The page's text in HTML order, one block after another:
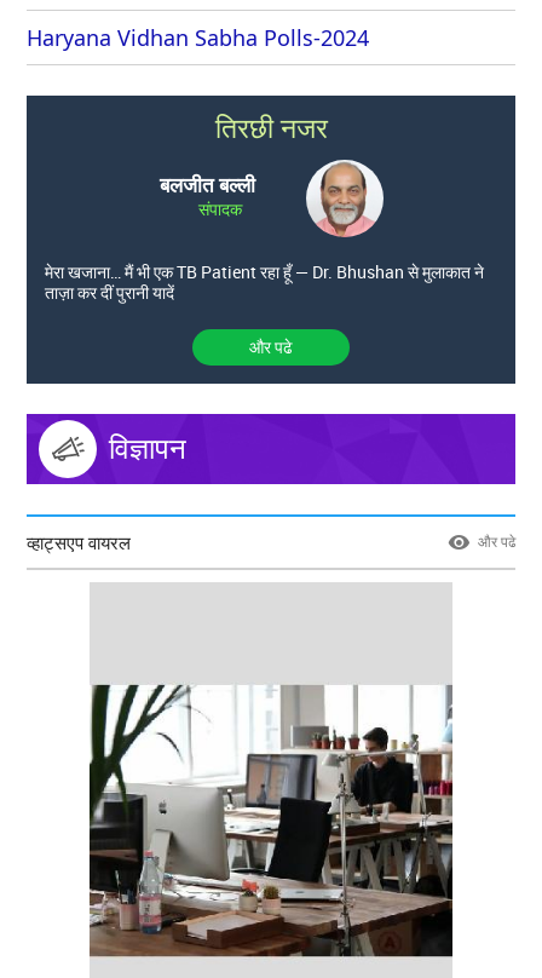
Haryana Vidhan Sabha Polls-2024
तिरछी नजर
बलजीत बल्ली
संपादक
मेरा खजाना… मैं भी एक TB Patient रहा हूँ — Dr. Bhushan से मुलाकात ने
ताज़ा कर दीं पुरानी यादें
और पढे
विज्ञापन
व्हाट्सएप वायरल और पढे